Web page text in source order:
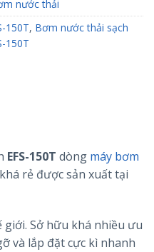
nước thải
150T, Bơm nước thải sạch
150T
EFS-150T dòng máy bơm
rẻ được sản xuất tại
Sở hữu khá nhiều ưu
và lắp đặt cực kì nhanh